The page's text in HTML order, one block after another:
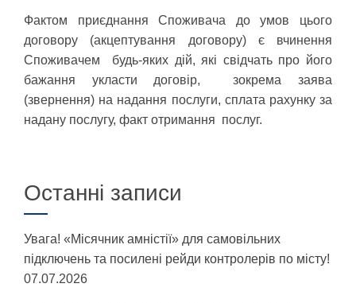
Фактом приєднання Споживача до умов цього
договору (акцептування договору) є вчинення
Споживачем будь-яких дій, які свідчать про його
бажання укласти договір, зокрема заява
(звернення) на надання послуги, сплата рахунку за
надану послугу, факт отримання послуг.
Останні записи
​Увага! «Місячник амністії» для самовільних
підключень та посилені рейди контролерів по місту!
07.07.2026